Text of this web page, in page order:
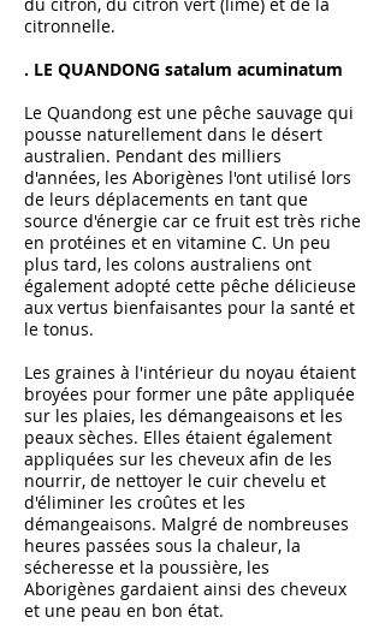
citronnelle.
. LE QUANDONG satalum acuminatum
Le Quandong est une pêche sauvage qui
pousse naturellement dans le désert
australien. Pendant des milliers
d'années, les Aborigènes l'ont utilisé lors
de leurs déplacements en tant que
source d'énergie car ce fruit est très riche
en protéines et en vitamine C. Un peu
plus tard, les colons australiens ont
également adopté cette pêche délicieuse
aux vertus bienfaisantes pour la santé et
le tonus.
Les graines à l'intérieur du noyau étaient
broyées pour former une pâte appliquée
sur les plaies, les démangeaisons et les
peaux sèches. Elles étaient également
appliquées sur les cheveux afin de les
nourrir, de nettoyer le cuir chevelu et
d'éliminer les croûtes et les
démangeaisons. Malgré de nombreuses
heures passées sous la chaleur, la
sécheresse et la poussière, les
Aborigènes gardaient ainsi des cheveux
et une peau en bon état.